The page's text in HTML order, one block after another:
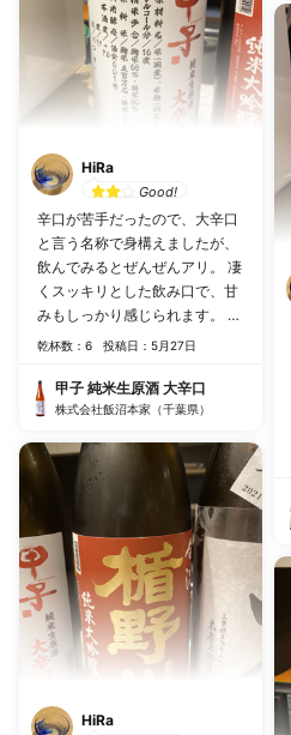
HiRa
Good!
辛口が苦手だったので、大辛口
と言う名称で身構えましたが、
飲んでみるとぜんぜんアリ。 凄
くスッキリとした飲み口で、甘
みもしっかり感じられます。 大
辛口と銘打ってるだけあって、
です。フライドポテトとかポテ
サラなんかでも行けちゃいそ
乾杯数：6 投稿日：5月27日
甲子 純米生原酒 大辛口
株式会社飯沼本家（千葉県）
HiRa